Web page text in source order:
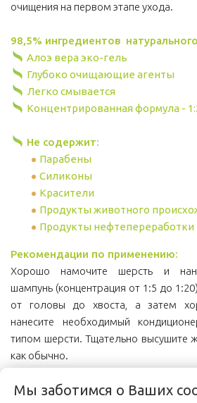
очищения на первом этапе ухода.
98,5% ингредиентов
Алоэ вера эко-гель
Глубоко очищающие агенты
Легко смывается
Концентрированная формула -
Не содержит:
Парабены
Силиконы
Красители
Продукты животного
Продукты нефтепереработки
Рекомендации по применению:
Хорошо намочите шерсть и
шампунь (концентрация от 1:5 до
от головы до хвоста, а затем
нанесите необходимый
типом шерсти. Тщательно высушите
как обычно.
Состав:
Мы заботимся о Ваших